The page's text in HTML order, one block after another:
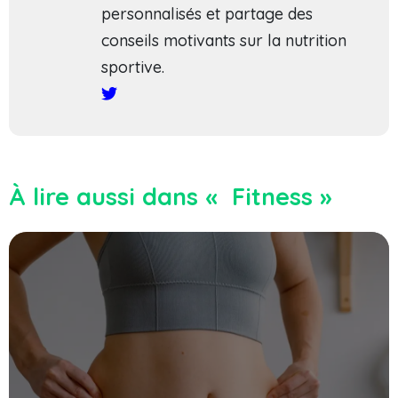
personnalisés et partage des
conseils motivants sur la nutrition
sportive.
À lire aussi dans « Fitness »